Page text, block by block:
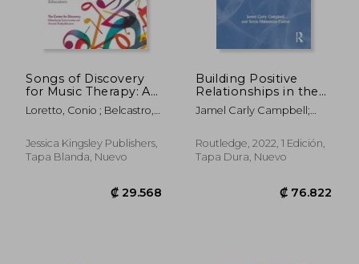
Songs of Discovery
for Music Therapy: A
Practical Resource for
Therapists and
Loretto, Conio ; Belcastro,
Discovery(r), The Center
For
Jessica Kingsley Publishers,
Tapa Blanda, Nuevo
Building Positive
Relationships in the
Early Years:
Conversations to
Professionals,
Families and
Jamel Carly Campbell;
Routledge, 2022, 1 Edición,
Tapa Dura, Nuevo